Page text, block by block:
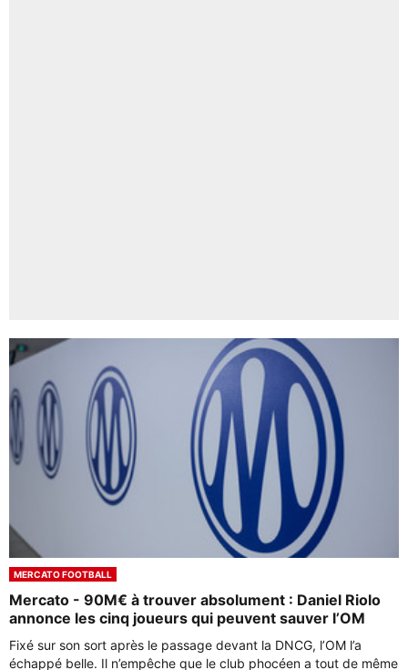
MERCATO FOOTBALL
Mercato - 90M€ à trouver absolument : Daniel Riolo
annonce les cinq joueurs qui peuvent sauver l’OM
Fixé sur son sort après le passage devant la DNCG, l’OM l’a
échappé belle. Il n’empêche que le club phocéen a tout de même